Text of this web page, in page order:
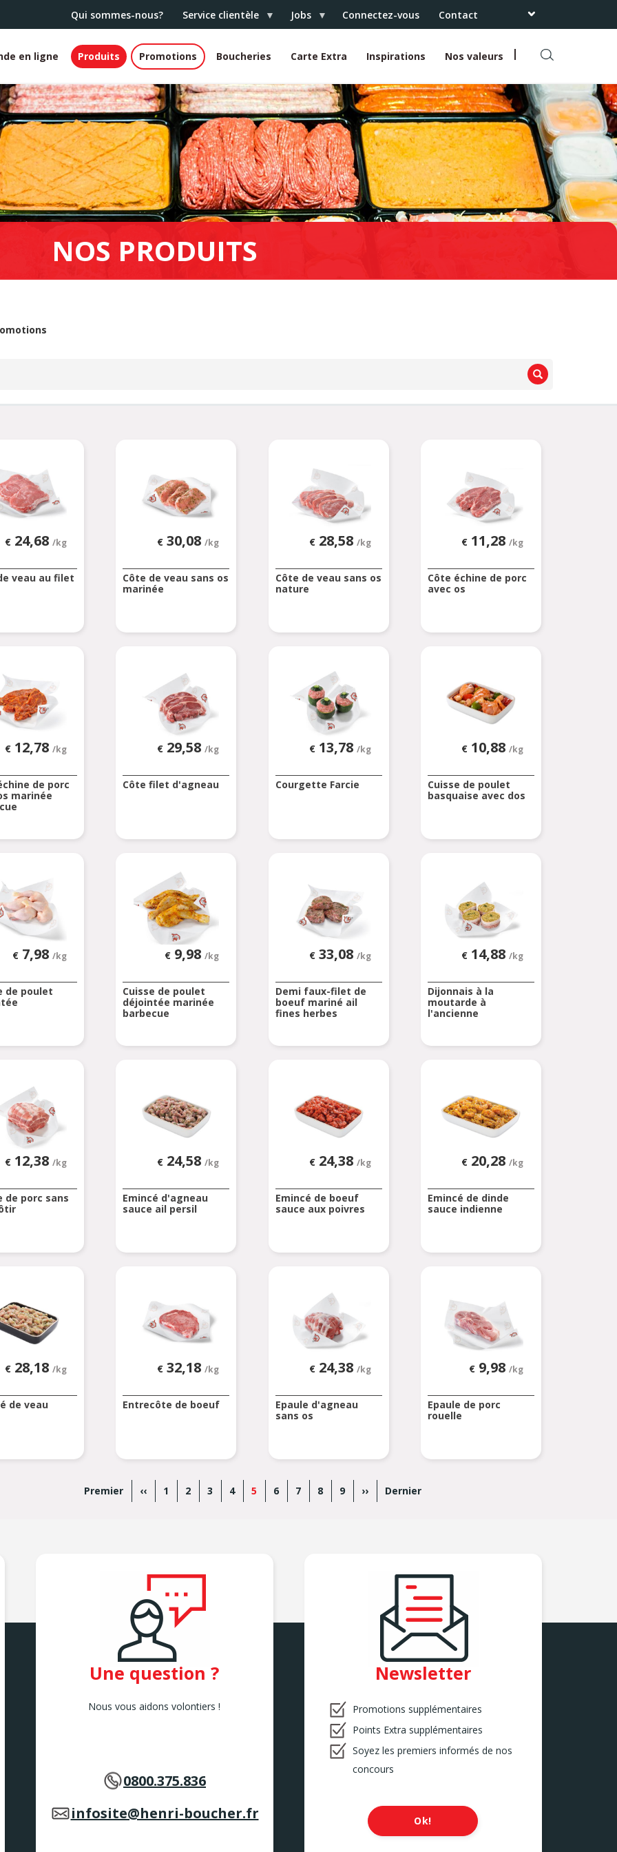
Qui sommes-nous? Service clientèle Jobs Connectez-vous Contact
en ligne Produits Promotions Boucheries Carte Extra Inspirations Nos valeurs
R
c
h
e
r
c
h
e
r
NOS PRODUITS
€24,68 /kg
veau au filet
€30,08 /kg
Côte de veau sans os
marinée
€ 28,58 /kg
Côte de veau sans os
nature
€ 11,28 /kg
Côte échine de porc
avec os
€12,78 /kg
de porc
marinée
€29,58 /kg
Côte filet d'agneau
€ 13,78 /kg
Courgette Farcie
€ 10,88 /kg
Cuisse de poulet
basquaise avec dos
€7,98 /kg
de poulet
€9,98 /kg
Cuisse de poulet
déjointée marinée
barbecue
€ 33,08 /kg
Demi faux-filet de
boeuf mariné ail
fines herbes
€ 14,88 /kg
Dijonnais à la
moutarde à
l'ancienne
€12,38 /kg
de porc sans
€24,58 /kg
Emincé d'agneau
sauce ail persil
€ 24,38 /kg
Emincé de boeuf
sauce aux poivres
€ 20,28 /kg
Emincé de dinde
sauce indienne
€28,18 /kg
de veau
€32,18 /kg
Entrecôte de boeuf
€ 24,38 /kg
Epaule d'agneau
sans os
€ 9,98 /kg
Epaule de porc
rouelle
Première
Premier
Page
précédente
‹‹ Page
1 Page
2 Page
3 Page
4
Page
actuelle
5 Page
6 Page
7 Page
8 Page
9
Page
suivante
››
Dernière
Dernier
Une question ?
Nous vous aidons volontiers !
0800.375.836
infosite@henri-boucher.fr
Newsletter
Promotions supplémentaires
Points Extra supplémentaires
Soyez les premiers informés de nos
concours
Ok!